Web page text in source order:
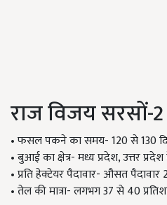
राज विजय सरसों-2
• फसल पकने का समय- 120 से 130
• बुआई का क्षेत्र- मध्य प्रदेश, उत्तर
• प्रति हेक्टेयर पैदावार- औसत
• तेल की मात्रा- लगभग 37 से 40